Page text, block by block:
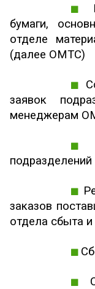
бумаги,
отделе
(далее ОМТС)
заявок
менеджерам
заказов
отдела сбыта